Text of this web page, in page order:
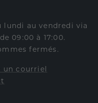
lundi au vendredi via
09:00 à 17:00.
fermés.
un courriel